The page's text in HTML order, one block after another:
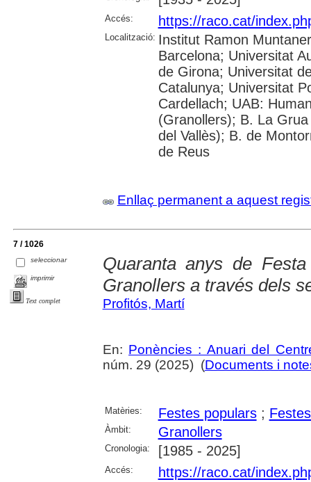
Accés: https://raco.cat/
Localització: Institut Ramon
Barcelona; Universitat
de Girona; Universitat
Catalunya; Universitat
Cardellach; UAB:
(Granollers); B. La
del Vallès); B. de
de Reus
Enllaç permanent a aquest
7 / 1026
seleccionar
imprimir
Text complet
Quaranta anys de
Granollers a través dels
Profitós, Martí
En: Ponències : Anuari del
núm. 29 (2025) (Documents i
Matèries: Festes populars;
Àmbit: Granollers
Cronologia: [1985 - 2025]
Accés: https://raco.cat/